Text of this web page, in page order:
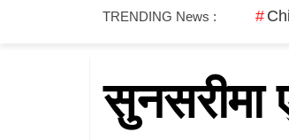
TRENDING News :
सुनसरीमा